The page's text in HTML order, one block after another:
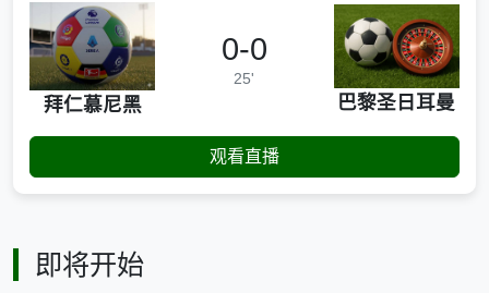
拜仁慕尼黑
0-0
25'
巴黎圣日耳曼
观看直播
即将开始